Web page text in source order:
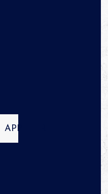
APPELER